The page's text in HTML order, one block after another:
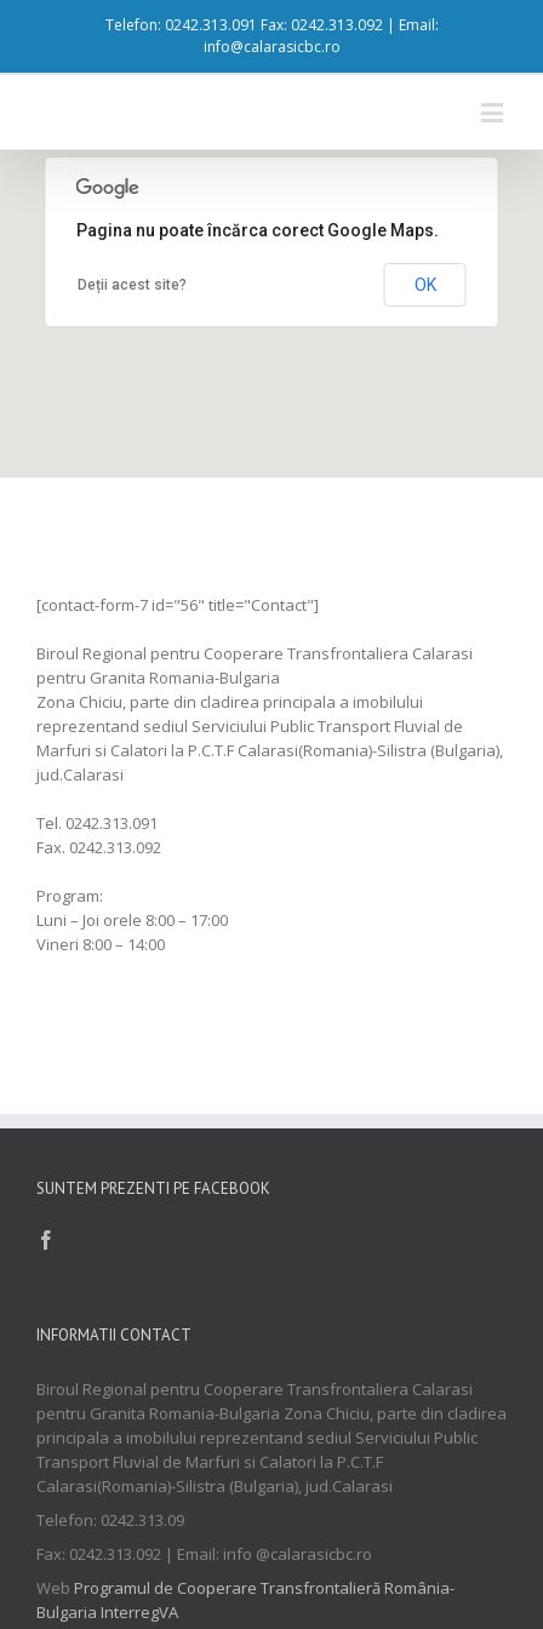
Telefon: 0242.313.091 Fax: 0242.313.092 | Email:
info@calarasicbc.ro
Pagina nu poate încărca corect Google Maps.
Deții acest site? OK
[contact-form-7 id="56" title="Contact"]
Biroul Regional pentru Cooperare Transfrontaliera Calarasi
pentru Granita Romania-Bulgaria
Zona Chiciu, parte din cladirea principala a imobilului
reprezentand sediul Serviciului Public Transport Fluvial de
Marfuri si Calatori la P.C.T.F Calarasi(Romania)-Silistra (Bulgaria),
jud.Calarasi
Tel. 0242.313.091
Fax. 0242.313.092
Program:
Luni – Joi orele 8:00 – 17:00
Vineri 8:00 – 14:00
SUNTEM PREZENTI PE FACEBOOK
INFORMATII CONTACT
Biroul Regional pentru Cooperare Transfrontaliera Calarasi
pentru Granita Romania-Bulgaria Zona Chiciu, parte din cladirea
principala a imobilului reprezentand sediul Serviciului Public
Transport Fluvial de Marfuri si Calatori la P.C.T.F
Calarasi(Romania)-Silistra (Bulgaria), jud.Calarasi
Telefon: 0242.313.09
Fax: 0242.313.092 | Email: info @calarasicbc.ro
Web Programul de Cooperare Transfrontalieră România-
Bulgaria InterregVA